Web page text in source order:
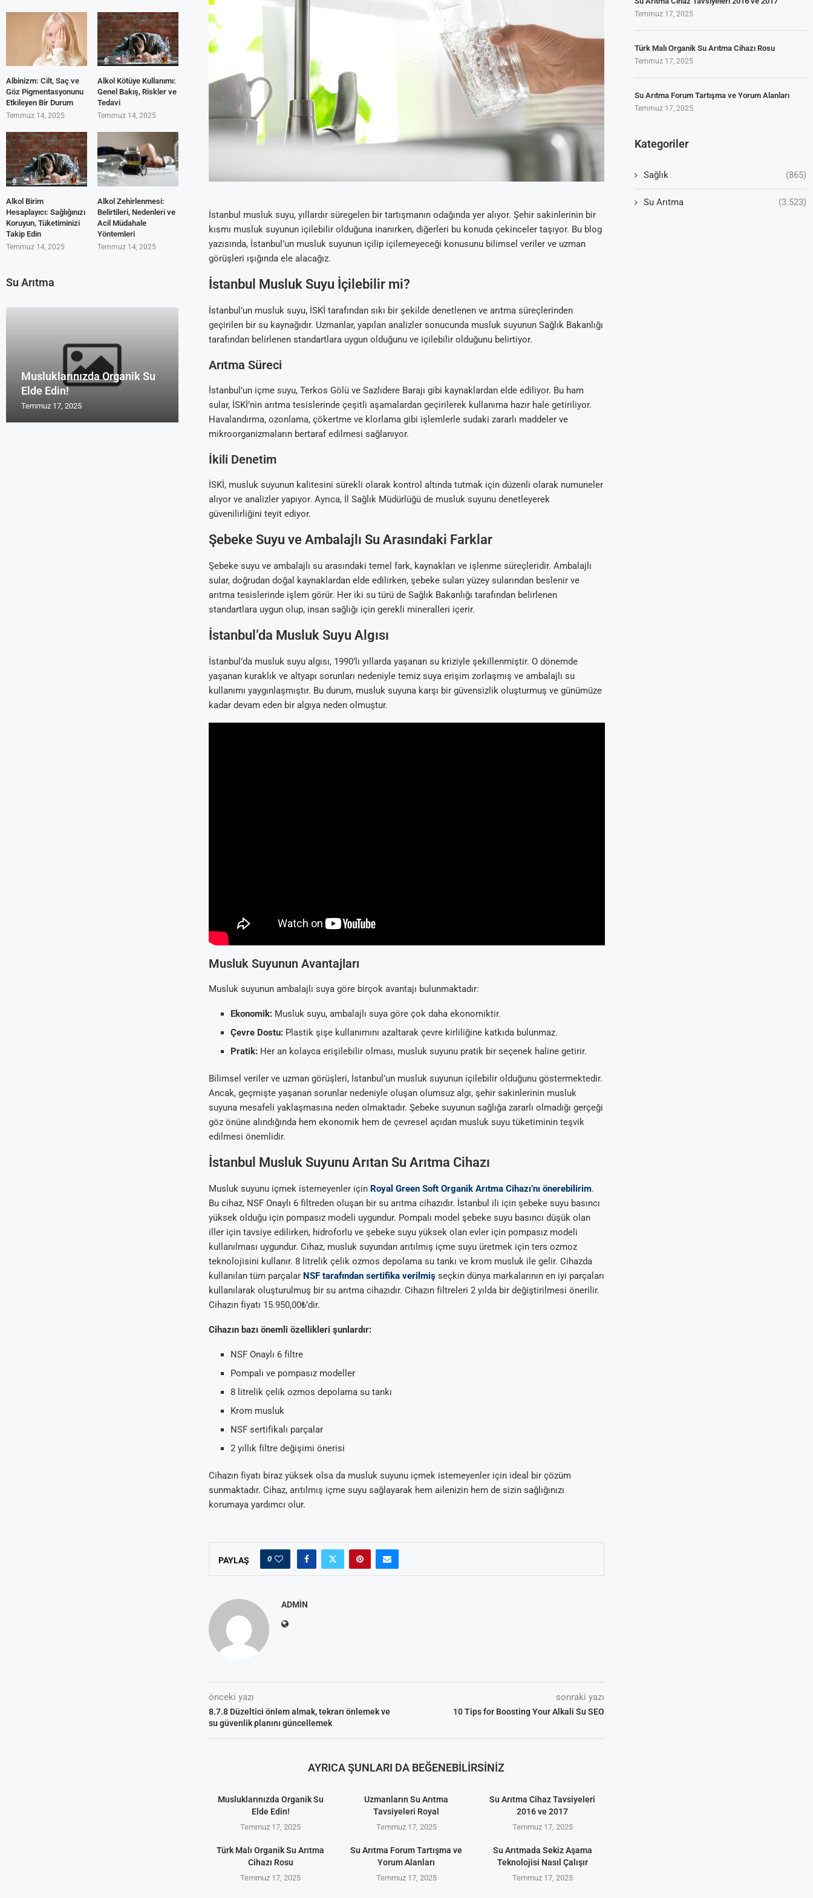
İstanbul musluk suyu, yıllardır süregelen bir tartışmanın odağında yer alıyor. Şehir sakinlerinin bir
kısmı musluk suyunun içilebilir olduğuna inanırken, diğerleri bu konuda çekinceler taşıyor. Bu blog
yazısında, İstanbul’un musluk suyunun içilip içilemeyeceği konusunu bilimsel veriler ve uzman
görüşleri ışığında ele alacağız.
İstanbul Musluk Suyu İçilebilir mi?
İstanbul’un musluk suyu, İSKİ tarafından sıkı bir şekilde denetlenen ve arıtma süreçlerinden
geçirilen bir su kaynağıdır. Uzmanlar, yapılan analizler sonucunda musluk suyunun Sağlık Bakanlığı
tarafından belirlenen standartlara uygun olduğunu ve içilebilir olduğunu belirtiyor.
Arıtma Süreci
İstanbul’un içme suyu, Terkos Gölü ve Sazlıdere Barajı gibi kaynaklardan elde ediliyor. Bu ham
sular, İSKİ’nin arıtma tesislerinde çeşitli aşamalardan geçirilerek kullanıma hazır hale getiriliyor.
Havalandırma, ozonlama, çökertme ve klorlama gibi işlemlerle sudaki zararlı maddeler ve
mikroorganizmaların bertaraf edilmesi sağlanıyor.
İkili Denetim
İSKİ, musluk suyunun kalitesini sürekli olarak kontrol altında tutmak için düzenli olarak numuneler
alıyor ve analizler yapıyor. Ayrıca, İl Sağlık Müdürlüğü de musluk suyunu denetleyerek
güvenilirliğini teyit ediyor.
Şebeke Suyu ve Ambalajlı Su Arasındaki Farklar
Şebeke suyu ve ambalajlı su arasındaki temel fark, kaynakları ve işlenme süreçleridir. Ambalajlı
sular, doğrudan doğal kaynaklardan elde edilirken, şebeke suları yüzey sularından beslenir ve
arıtma tesislerinde işlem görür. Her iki su türü de Sağlık Bakanlığı tarafından belirlenen
standartlara uygun olup, insan sağlığı için gerekli mineralleri içerir.
İstanbul’da Musluk Suyu Algısı
İstanbul’da musluk suyu algısı, 1990’lı yıllarda yaşanan su kriziyle şekillenmiştir. O dönemde
yaşanan kuraklık ve altyapı sorunları nedeniyle temiz suya erişim zorlaşmış ve ambalajlı su
kullanımı yaygınlaşmıştır. Bu durum, musluk suyuna karşı bir güvensizlik oluşturmuş ve günümüze
kadar devam eden bir algıya neden olmuştur.
Musluk Suyunun Avantajları
Musluk suyunun ambalajlı suya göre birçok avantajı bulunmaktadır:
Ekonomik:Musluk suyu, ambalajlı suya göre çok daha ekonomiktir.
Çevre Dostu:Plastik şişe kullanımını azaltarak çevre kirliliğine katkıda bulunmaz.
Pratik:Her an kolayca erişilebilir olması, musluk suyunu pratik bir seçenek haline getirir.
Bilimsel veriler ve uzman görüşleri, İstanbul’un musluk suyunun içilebilir olduğunu göstermektedir.
Ancak, geçmişte yaşanan sorunlar nedeniyle oluşan olumsuz algı, şehir sakinlerinin musluk
suyuna mesafeli yaklaşmasına neden olmaktadır. Şebeke suyunun sağlığa zararlı olmadığı gerçeği
göz önüne alındığında hem ekonomik hem de çevresel açıdan musluk suyu tüketiminin teşvik
edilmesi önemlidir.
İstanbul Musluk Suyunu Arıtan Su Arıtma Cihazı
Musluk suyunu içmek istemeyenler için Royal Green Soft Organik Arıtma Cihazı’nı önerebilirim.
Bu cihaz, NSF Onaylı 6 filtreden oluşan bir su arıtma cihazıdır. İstanbul ili için şebeke suyu basıncı
yüksek olduğu için pompasız modeli uygundur. Pompalı model şebeke suyu basıncı düşük olan
iller için tavsiye edilirken, hidroforlu ve şebeke suyu yüksek olan evler için pompasız modeli
kullanılması uygundur. Cihaz, musluk suyundan arıtılmış içme suyu üretmek için ters ozmoz
teknolojisini kullanır. 8 litrelik çelik ozmos depolama su tankı ve krom musluk ile gelir. Cihazda
kullanılan tüm parçalar NSF tarafından sertifika verilmiş seçkin dünya markalarının en iyi parçaları
kullanılarak oluşturulmuş bir su arıtma cihazıdır. Cihazın filtreleri 2 yılda bir değiştirilmesi önerilir.
Cihazın fiyatı 15.950,00₺’dir.
Cihazın bazı önemli özellikleri şunlardır:
NSF Onaylı 6 filtre
Pompalı ve pompasız modeller
8 litrelik çelik ozmos depolama su tankı
Krom musluk
NSF sertifikalı parçalar
2 yıllık filtre değişimi önerisi
Cihazın fiyatı biraz yüksek olsa da musluk suyunu içmek istemeyenler için ideal bir çözüm
sunmaktadır. Cihaz, arıtılmış içme suyu sağlayarak hem ailenizin hem de sizin sağlığınızı
korumaya yardımcı olur.
PAYLAŞ 0
ADMIN
önceki yazı
8.7.8 Düzeltici önlem almak, tekrarı önlemek ve
su güvenlik planını güncellemek
sonraki yazı
10 Tips for Boosting Your Alkali Su SEO
AYRICA ŞUNLARI DA BEĞENEBILIRSINIZ
Musluklarınızda Organik Su
Elde Edin!
Temmuz 17, 2025
Uzmanların Su Arıtma
Tavsiyeleri Royal
Temmuz 17, 2025
Su Arıtma Cihaz Tavsiyeleri
2016 ve 2017
Temmuz 17, 2025
Türk Malı Organik Su Arıtma
Cihazı Rosu
Temmuz 17, 2025
Su Arıtma Forum Tartışma ve
Yorum Alanları
Temmuz 17, 2025
Su Arıtmada Sekiz Aşama
Teknolojisi Nasıl Çalışır
Temmuz 17, 2025
Temmuz 17, 2025
Türk Malı Organik Su Arıtma Cihazı Rosu
Temmuz 17, 2025
Su Arıtma Forum Tartışma ve Yorum Alanları
Temmuz 17, 2025
Kategoriler
Sağlık (865)
Su Arıtma (3.523)
Albinizm: Cilt, Saç ve
Göz Pigmentasyonunu
Etkileyen Bir Durum
Temmuz 14, 2025
Alkol Kötüye Kullanımı:
Genel Bakış, Riskler ve
Tedavi
Temmuz 14, 2025
Alkol Birim
Hesaplayıcı: Sağlığınızı
Koruyun, Tüketiminizi
Takip Edin
Temmuz 14, 2025
Alkol Zehirlenmesi:
Belirtileri, Nedenleri ve
Acil Müdahale
Yöntemleri
Temmuz 14, 2025
Su Arıtma
Musluklarınızda Organik Su
Elde Edin!
Temmuz 17, 2025
Tavsiyeleri Royal
Temmuz 17, 2025
2016 ve 2017
Temmuz 17, 2025
Cihazı Rosu
Temmuz 17, 2025
Yorum Alanları
Temmuz 17, 2025